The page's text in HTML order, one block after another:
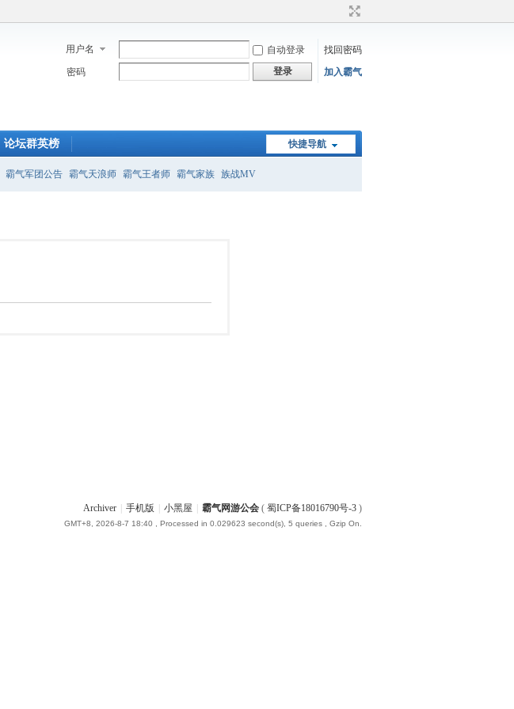
用户名 自动登录
找回密码
密码
登录 加入霸气
快捷导航
论坛群英榜
霸气军团公告 霸气天浪师 霸气王者师 霸气家族 族战MV
Archiver 手机版 小黑屋 霸气网游公会 ( 蜀ICP备18016790号-3 )
GMT+8, 2026-8-7 18:40 , Processed in 0.029623 second(s), 5 queries , Gzip On.